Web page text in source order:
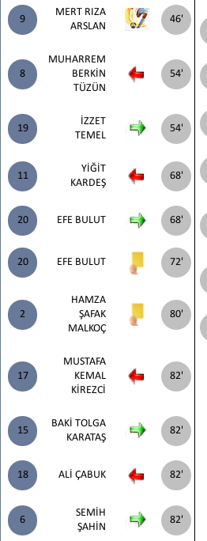
9
MERT RIZA
ARSLAN
46'
8
MUHARREM
BERKİN
TÜZÜN
54'
19
İZZET
TEMEL
54'
11
YİĞİT
KARDEŞ
68'
20 EFE BULUT 68'
20 EFE BULUT 72'
2
HAMZA
ŞAFAK
MALKOÇ
80'
17
MUSTAFA
KEMAL
KİREZCİ
82'
15
BAKİ TOLGA
KARATAŞ
82'
18 ALİ ÇABUK 82'
6
SEMİH
ŞAHİN
82'